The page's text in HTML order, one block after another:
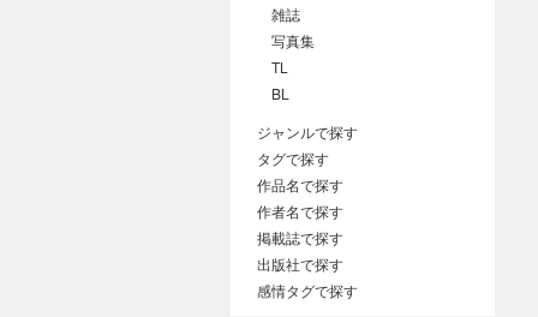
雑誌
写真集
TL
BL
ジャンルで探す
タグで探す
作品名で探す
作者名で探す
掲載誌で探す
出版社で探す
感情タグで探す